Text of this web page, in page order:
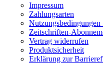
Impressum
Zahlungsarten
Zeitschriften-
Vertrag widerrufen
Produktsicherheit
Erklärung zur